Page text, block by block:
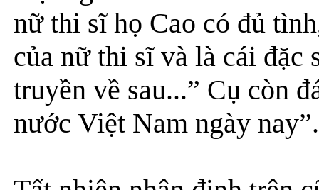
nữ thi sĩ họ Cao có đủ
của nữ thi sĩ và là cái đặc
truyền về sau...” Cụ còn
nước Việt Nam ngày nay”.